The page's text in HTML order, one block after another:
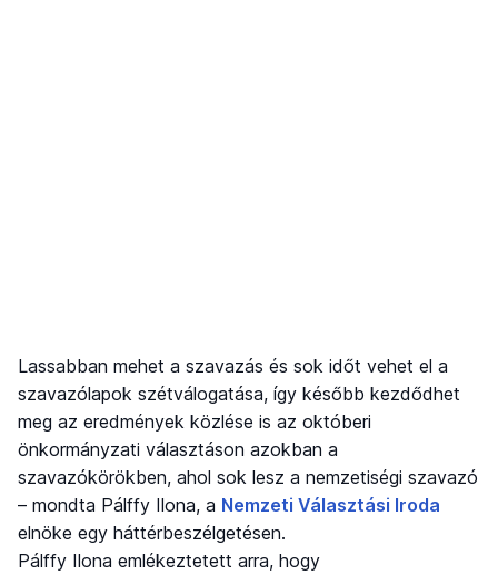
Lassabban mehet a szavazás és sok időt vehet el a
szavazólapok szétválogatása, így később kezdődhet
meg az eredmények közlése is az októberi
önkormányzati választáson azokban a
szavazókörökben, ahol sok lesz a nemzetiségi szavazó
– mondta Pálffy Ilona, a Nemzeti Választási Iroda
elnöke egy háttérbeszélgetésen.
Pálffy Ilona emlékeztetett arra, hogy